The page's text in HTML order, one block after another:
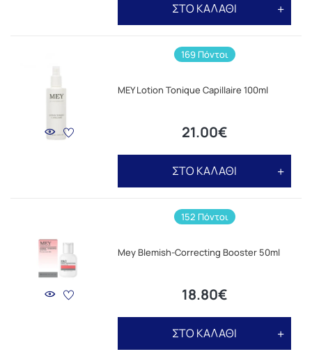
ΣΤΟ ΚΑΛΑΘΙ
169 Πόντοι
MEY Lotion Tonique Capillaire 100ml
21.00€
ΣΤΟ ΚΑΛΑΘΙ
152 Πόντοι
Mey Blemish-Correcting Booster 50ml
18.80€
ΣΤΟ ΚΑΛΑΘΙ